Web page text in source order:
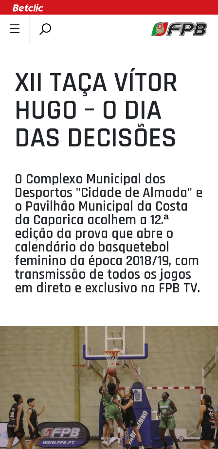
ÚLTIMAS
COMPETIÇÕES
ASSOCIAÇÕES
CLUBES
AGENTES
SELEÇÕES
MINIBASQUETE
ÁREA TÉCNICA
PROJETOS
LIGA BETCLIC MASCULINA
LIGA BETCLIC FEMININA
XII TAÇA VÍTOR
HUGO – O DIA
DAS DECISÕES
O Complexo Municipal dos
Desportos "Cidade de Almada" e
o Pavilhão Municipal da Costa
da Caparica acolhem a 12.ª
edição da prova que abre o
calendário do basquetebol
feminino da época 2018/19, com
transmissão de todos os jogos
em direto e exclusivo na FPB TV.